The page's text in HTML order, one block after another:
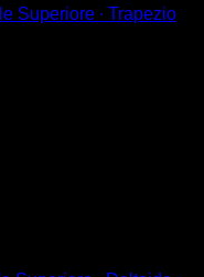
Superiore ∙ Trapezio